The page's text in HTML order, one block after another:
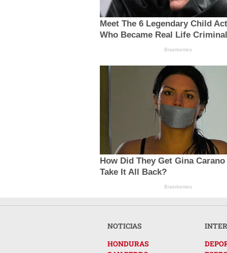
Meet The 6 Legendary Child
Who Became Real Life
Brainberries
How Did They Get Gina Carano
Take It All Back?
Brainberries
NOTICIAS
HONDURAS